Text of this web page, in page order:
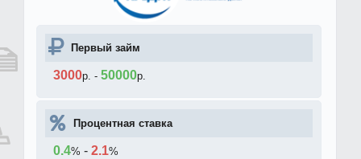
Первый займ
3000р. - 50000р.
Процентная ставка
0.4% - 2.1%